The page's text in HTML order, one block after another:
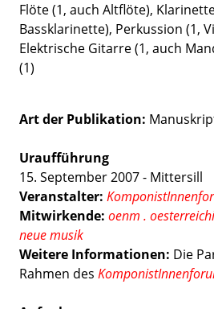
Flöte (1, auch Altflöte),
Bassklarinette), Perkussion (1,
Elektrische Gitarre (1, auch
(1)
Art der Publikation
Uraufführung
15. September 2007 - Mittersill
Veranstalter:
Mitwirkende: oenm .
neue musik
Weitere Informationen: Die
Rahmen des